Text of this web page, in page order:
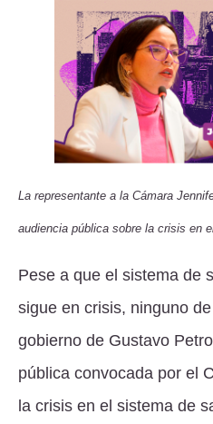
La representante a la Cámara
audiencia pública sobre la crisis en
Pese a que el sistema de
sigue en crisis, ninguno
gobierno de Gustavo
pública convocada por el
la crisis en el sistema de